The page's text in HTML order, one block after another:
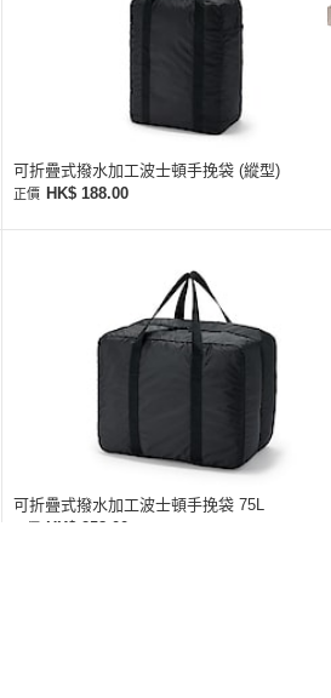
可折疊式撥水加工波士頓手挽袋 (縱型)
正價 HK$ 188.00
可折疊式撥水加工波士頓手挽袋 75L
HK$ 258.00